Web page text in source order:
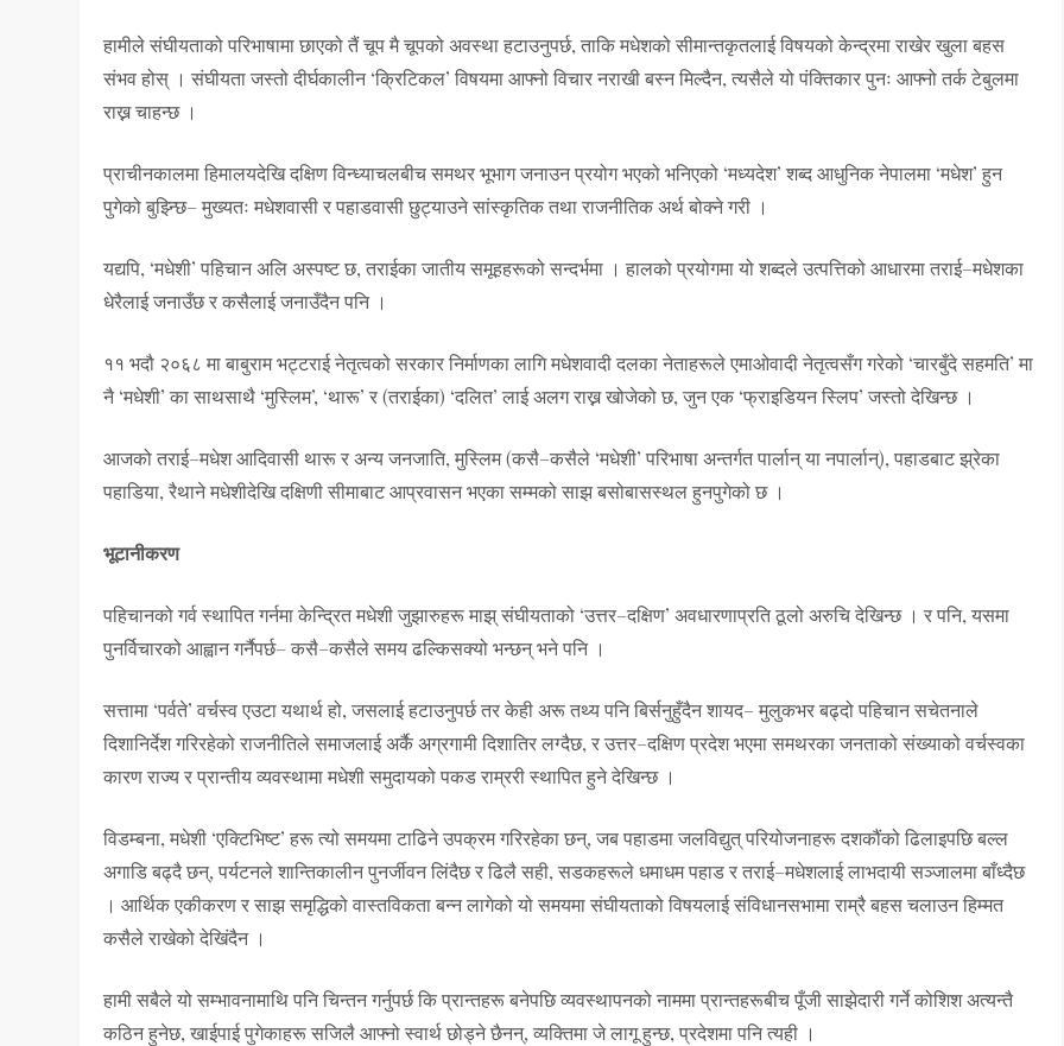
हामीले संघीयताको परिभाषामा छाएको तैं चूप मै चूपको अवस्था हटाउनुपर्छ, ताकि मधेशको सीमान्तकृतलाई विषयको केन्द्रमा राखेर खुला बहस
संभव होस् । संघीयता जस्तो दीर्घकालीन ‘क्रिटिकल’ विषयमा आफ्नो विचार नराखी बस्न मिल्दैन, त्यसैले यो पंक्तिकार पुनः आफ्नो तर्क टेबुलमा
राख्न चाहन्छ ।
प्राचीनकालमा हिमालयदेखि दक्षिण विन्ध्याचलबीच समथर भूभाग जनाउन प्रयोग भएको भनिएको ‘मध्यदेश’ शब्द आधुनिक नेपालमा ‘मधेश’ हुन
पुगेको बुझ्न्छि– मुख्यतः मधेशवासी र पहाडवासी छुट्याउने सांस्कृतिक तथा राजनीतिक अर्थ बोक्ने गरी ।
यद्यपि, ‘मधेशी’ पहिचान अलि अस्पष्ट छ, तराईका जातीय समूहहरूको सन्दर्भमा । हालको प्रयोगमा यो शब्दले उत्पत्तिको आधारमा तराई–मधेशका
धेरैलाई जनाउँछ र कसैलाई जनाउँदैन पनि ।
११ भदौ २०६८ मा बाबुराम भट्टराई नेतृत्वको सरकार निर्माणका लागि मधेशवादी दलका नेताहरूले एमाओवादी नेतृत्वसँग गरेको ‘चारबुँदे सहमति’ मा
नै ‘मधेशी’ का साथसाथै ‘मुस्लिम’, ‘थारू’ र (तराईका) ‘दलित’ लाई अलग राख्न खोजेको छ, जुन एक ‘फ्राइडियन स्लिप’ जस्तो देखिन्छ ।
आजको तराई–मधेश आदिवासी थारू र अन्य जनजाति, मुस्लिम (कसै–कसैले ‘मधेशी’ परिभाषा अन्तर्गत पार्लान् या नपार्लान्), पहाडबाट झ्रेका
पहाडिया, रैथाने मधेशीदेखि दक्षिणी सीमाबाट आप्रवासन भएका सम्मको साझ बसोबासस्थल हुनपुगेको छ ।
भूटानीकरण
पहिचानको गर्व स्थापित गर्नमा केन्द्रित मधेशी जुझारुहरू माझ् संघीयताको ‘उत्तर–दक्षिण’ अवधारणाप्रति ठूलो अरुचि देखिन्छ । र पनि, यसमा
पुनर्विचारको आह्वान गर्नैपर्छ– कसै–कसैले समय ढल्किसक्यो भन्छन् भने पनि ।
सत्तामा ‘पर्वते’ वर्चस्व एउटा यथार्थ हो, जसलाई हटाउनुपर्छ तर केही अरू तथ्य पनि बिर्सनुहुँदैन शायद– मुलुकभर बढ्दो पहिचान सचेतनाले
दिशानिर्देश गरिरहेको राजनीतिले समाजलाई अर्कै अग्रगामी दिशातिर लग्दैछ, र उत्तर–दक्षिण प्रदेश भएमा समथरका जनताको संख्याको वर्चस्वका
कारण राज्य र प्रान्तीय व्यवस्थामा मधेशी समुदायको पकड राम्ररी स्थापित हुने देखिन्छ ।
विडम्बना, मधेशी ‘एक्टिभिष्ट’ हरू त्यो समयमा टाढिने उपक्रम गरिरहेका छन्, जब पहाडमा जलविद्युत् परियोजनाहरू दशकौंको ढिलाइपछि बल्ल
अगाडि बढ्दै छन्, पर्यटनले शान्तिकालीन पुनर्जीवन लिंदैछ र ढिलै सही, सडकहरूले धमाधम पहाड र तराई–मधेशलाई लाभदायी सञ्जालमा बाँध्दैछ
। आर्थिक एकीकरण र साझ समृद्धिको वास्तविकता बन्न लागेको यो समयमा संघीयताको विषयलाई संविधानसभामा राम्रै बहस चलाउन हिम्मत
कसैले राखेको देखिंदैन ।
हामी सबैले यो सम्भावनामाथि पनि चिन्तन गर्नुपर्छ कि प्रान्तहरू बनेपछि व्यवस्थापनको नाममा प्रान्तहरूबीच पूँजी साझेदारी गर्ने कोशिश अत्यन्तै
कठिन हुनेछ, खाईपाई पुगेकाहरू सजिलै आफ्नो स्वार्थ छोड्ने छैनन्, व्यक्तिमा जे लागू हुन्छ, प्रदेशमा पनि त्यही ।